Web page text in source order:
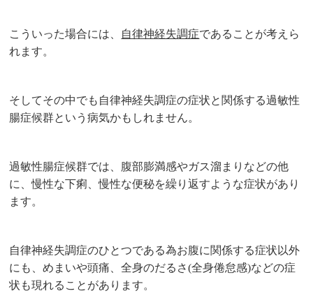
こういった場合には、 自律神経失調症であることが考えら
れます。
そしてその中でも自律神経失調症の症状と関係する過敏性
腸症候群という病気かもしれません。
過敏性腸症候群では、腹部膨満感やガス溜まりなどの他
に、慢性な下痢、慢性な便秘を繰り返すような症状があり
ます。
自律神経失調症のひとつである為お腹に関係する症状以外
にも、めまいや頭痛、全身のだるさ(全身倦怠感)などの症
状も現れることがあります。